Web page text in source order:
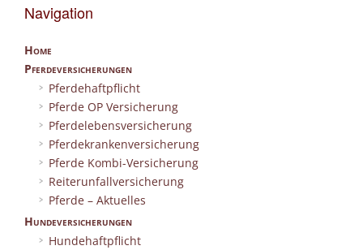
Navigation
Home
Pferdeversicherungen
Pferdehaftpflicht
Pferde OP Versicherung
Pferdelebensversicherung
Pferdekrankenversicherung
Pferde Kombi-Versicherung
Reiterunfallversicherung
Pferde – Aktuelles
Hundeversicherungen
Hundehaftpflicht